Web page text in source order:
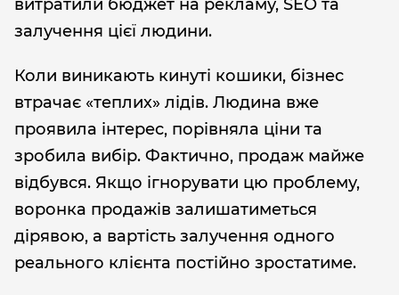
витратили бюджет на рекламу, SEO та
залучення цієї людини.
Коли виникають кинуті кошики, бізнес
втрачає «теплих» лідів. Людина вже
проявила інтерес, порівняла ціни та
зробила вибір. Фактично, продаж майже
відбувся. Якщо ігнорувати цю проблему,
воронка продажів залишатиметься
дірявою, а вартість залучення одного
реального клієнта постійно зростатиме.